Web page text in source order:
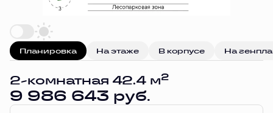
Планировка На этаже В корпусе На
2-комнатная 42.4 м2
9 986 643 руб.